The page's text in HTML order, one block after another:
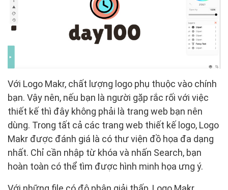
Với Logo Makr, chất lượng logo phụ thuộc vào chính
bạn. Vậy nên, nếu bạn là người gặp rắc rối với việc
thiết kế thì đây không phải là trang web bạn nên
dùng. Trong tất cả các trang web thiết kế logo, Logo
Makr được đánh giá là có thư viện đồ họa đa dạng
nhất. Chỉ cần nhập từ khóa và nhấn Search, bạn
hoàn toàn có thể tìm được hình minh họa ưng ý.